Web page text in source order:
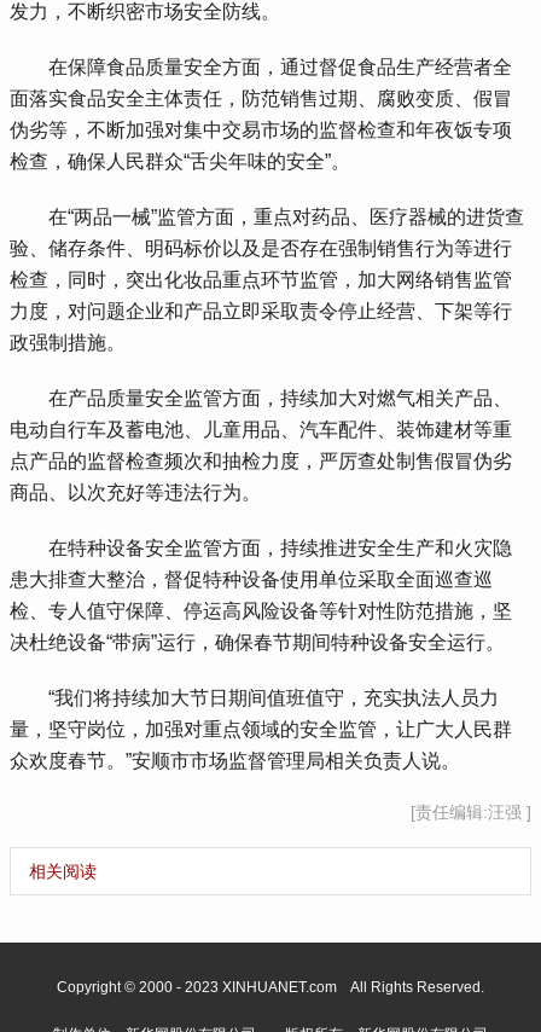
发力，不断织密市场安全防线。
在保障食品质量安全方面，通过督促食品生产经营者全
面落实食品安全主体责任，防范销售过期、腐败变质、假冒
伪劣等，不断加强对集中交易市场的监督检查和年夜饭专项
检查，确保人民群众“舌尖年味的安全”。
在“两品一械”监管方面，重点对药品、医疗器械的进货查
验、储存条件、明码标价以及是否存在强制销售行为等进行
检查，同时，突出化妆品重点环节监管，加大网络销售监管
力度，对问题企业和产品立即采取责令停止经营、下架等行
政强制措施。
在产品质量安全监管方面，持续加大对燃气相关产品、
电动自行车及蓄电池、儿童用品、汽车配件、装饰建材等重
点产品的监督检查频次和抽检力度，严厉查处制售假冒伪劣
商品、以次充好等违法行为。
在特种设备安全监管方面，持续推进安全生产和火灾隐
患大排查大整治，督促特种设备使用单位采取全面巡查巡
检、专人值守保障、停运高风险设备等针对性防范措施，坚
决杜绝设备“带病”运行，确保春节期间特种设备安全运行。
“我们将持续加大节日期间值班值守，充实执法人员力
量，坚守岗位，加强对重点领域的安全监管，让广大人民群
众欢度春节。”安顺市市场监督管理局相关负责人说。
[责任编辑:汪强 ]
相关阅读
Copyright © 2000 - 2023 XINHUANET.com All Rights Reserved.